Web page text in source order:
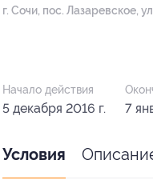
г. Сочи, пос. Лазаревское,
Начало действия
5 декабря 2016 г. 7
Условия